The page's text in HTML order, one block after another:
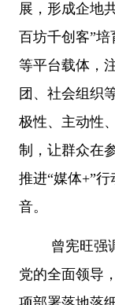
展，形成企地
百坊千创客”
等平台载体，
团、社会组织
极性、主动性
制，让群众在
推进“媒体+”
音。
曾宪旺强调
党的全面领导